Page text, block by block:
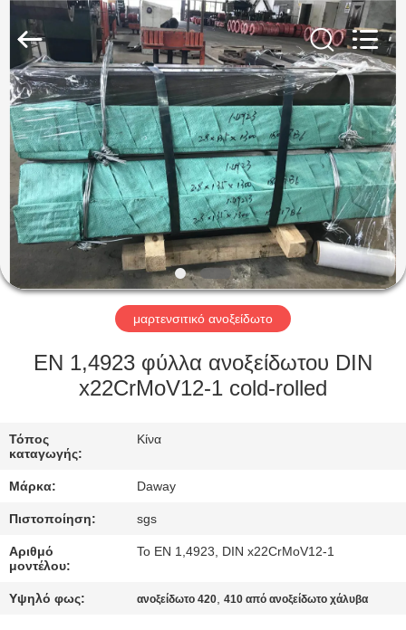
ΣΠΊΤΙ
ΠΡΟΪΌΝΤΑ
ΒΊΝΤΕΟ
ΠΕΡΊΠΟΥ
ΕΜΕΊΣ
ΓΎΡΟΣ
ΕΡΓΟΣΤΑΣΊΩΝ
ΠΟΙΟΤΙΚΌΣ
ΈΛΕΓΧΟΣ
ΜΑΣ
ΕΛΆΤΕ
ΣΕ
Rights
Reserved.
μαρτενσιτικό ανοξείδωτο
EN 1,4923 φύλλα ανοξείδωτου DIN
x22CrMoV12-1 cold-rolled
Τόπος
καταγωγής:
Κίνα
Μάρκα: Daway
Πιστοποίηση: sgs
Αριθμό
μοντέλου:
Το EN 1,4923, DIN x22CrMoV12-1
Υψηλό φως: ανοξείδωτο 420,410 από ανοξείδωτο χάλυβα